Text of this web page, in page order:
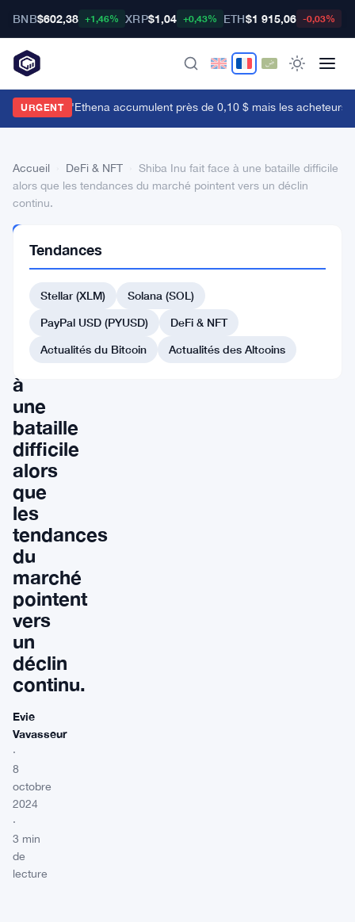
BNB$602,38 +1,46% XRP$1,04 +0,43% ETH$1 915,06 -0,03%
URGENT
baleines d'Ethena accumulent près de 0,10 $ mais les acheteurs
Accueil DeFi & NFT
Shiba Inu fait face à une bataille difficile
alors que les tendances du marché pointent vers un déclin
continu.
NFT
Shiba
à
une
bataille
difficile
alors
que
les
tendances
du
marché
pointent
vers
un
déclin
continu.
Evie
Vavasseur
·
8
octobre
2024
·
3 min
de
lecture
Tendances
Stellar (XLM)
Solana (SOL)
PayPal USD (PYUSD)
DeFi & NFT
Actualités du Bitcoin
Actualités des Altcoins